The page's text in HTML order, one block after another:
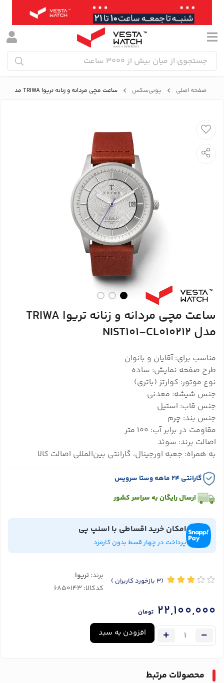
صفحه اصلی یونی‌سکس ساعت مچی مردانه و زنانه تریوا TRIWA مدل NIST101-CL010212
ساعت مچی مردانه و زنانه تریوا TRIWA
مدل NIST101-CL010212
مناسب برای: آقایان و بانوان
طرح صفحه نمایش: ساده
نوع موتور: کوارتز (باتری)
جنس شیشه: معدنی
جنس قاب: استیل
جنس بند: چرم
مقاومت در برابر آب: 100 متر
اصالت برند: سوئد
به همراه: جعبه اورجینال، گارانتی بین‌المللی اصالت کالا
گارانتی ۲۴ ماهه وستا سرویس
ارسال رایگان به سراسر کشور
امکان خرید اقساطی با اسنپ پی
پرداخت در چهار قسط بدون کارمزد
(3 بازخورد کاربران ) برند:تریوا
کدکالا:
22,100,000 تومان
افزودن به سبد
محصولات مرتبط